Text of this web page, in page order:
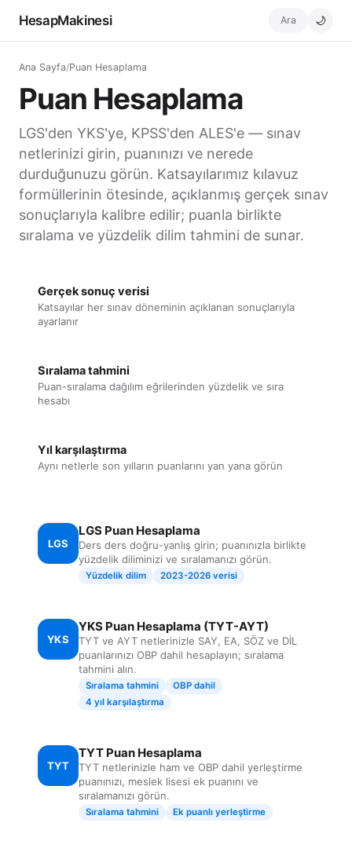
HesapMakinesi Ara 🌙
Ana Sayfa/Puan Hesaplama
Puan Hesaplama
LGS'den YKS'ye, KPSS'den ALES'e — sınav
netlerinizi girin, puanınızı ve nerede
durduğunuzu görün. Katsayılarımız kılavuz
formüllerinin ötesinde, açıklanmış gerçek sınav
sonuçlarıyla kalibre edilir; puanla birlikte
sıralama ve yüzdelik dilim tahmini de sunar.
Gerçek sonuç verisi
Katsayılar her sınav döneminin açıklanan sonuçlarıyla
ayarlanır
Sıralama tahmini
Puan-sıralama dağılım eğrilerinden yüzdelik ve sıra
hesabı
Yıl karşılaştırma
Aynı netlerle son yılların puanlarını yan yana görün
LGS
LGS Puan Hesaplama
Ders ders doğru-yanlış girin; puanınızla birlikte
yüzdelik diliminizi ve sıralamanızı görün.
Yüzdelik dilim 2023-2026 verisi
YKS
YKS Puan Hesaplama (TYT-AYT)
TYT ve AYT netlerinizle SAY, EA, SÖZ ve DİL
puanlarınızı OBP dahil hesaplayın; sıralama
tahmini alın.
Sıralama tahmini
OBP dahil
4 yıl karşılaştırma
TYT
TYT Puan Hesaplama
TYT netlerinizle ham ve OBP dahil yerleştirme
puanınızı, meslek lisesi ek puanını ve
sıralamanızı görün.
Sıralama tahmini Ek puanlı yerleştirme